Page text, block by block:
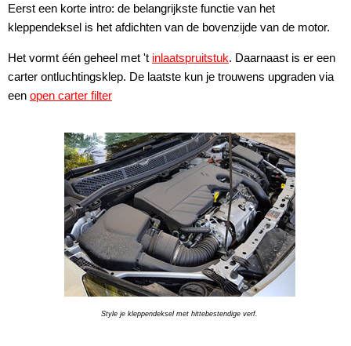
Eerst een korte intro: de belangrijkste functie van het
kleppendeksel is het afdichten van de bovenzijde van de motor.
Het vormt één geheel met 't inlaatspruitstuk. Daarnaast is er een
carter ontluchtingsklep. De laatste kun je trouwens upgraden via
een open carter filter
Style je kleppendeksel met hittebestendige verf.